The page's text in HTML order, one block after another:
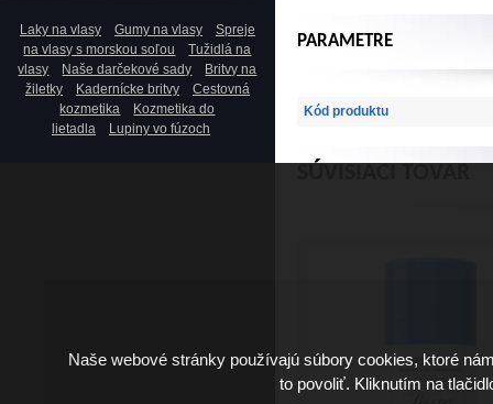
Laky na vlasy Gumy na vlasy
Spreje
na vlasy s morskou soľou
Tužidlá na
vlasy
Naše darčekové sady
Britvy na
žiletky
Kadernícke britvy
Cestovná
kozmetika
Kozmetika do
lietadla
Lupiny vo fúzoch
PARAMETRE
Kód produktu
Naše webové stránky používajú súbory cookies, ktoré
to povoliť. Kliknutím na